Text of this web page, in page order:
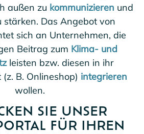
außen zu kommunizieren und
stärken. Das Angebot von
sich an Unternehmen, die
Beitrag zum Klima- und
leisten bzw. diesen in ihr
B. Onlineshop) integrieren
wollen.
SIE UNSER
FÜR IHREN